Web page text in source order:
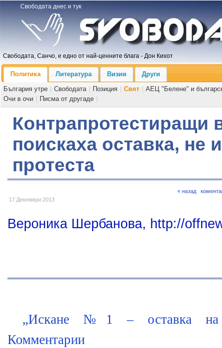
Свободата днес и тук
Свободата, Санчо, е едно от най-ценните блага - Дон Кихот
Политика Литература Визии
Други
България утре
Свободата Позиция Свят
АЕЦ "Белене" и
Очи в очи
Писма от другаде
Контрапротестиращи
поискаха оставка, не
протеста
17 Декември 2013
« назад
Вероника Шербанова, http://
„Искане №1 – оставка на
Комментарии